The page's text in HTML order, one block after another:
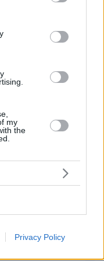
third-party tags to
in below Google
my
the
Privacy Policy